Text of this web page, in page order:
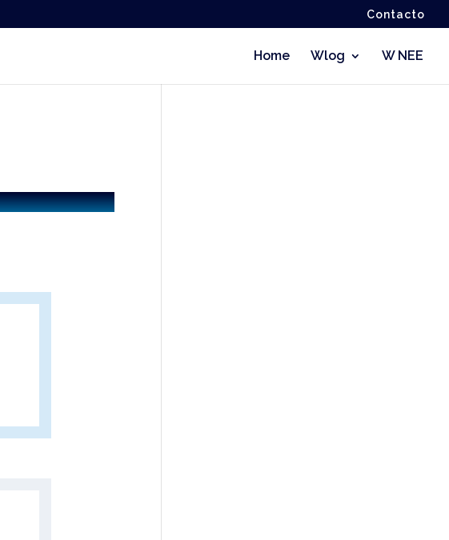
Contacto
Home Wlog W NEE